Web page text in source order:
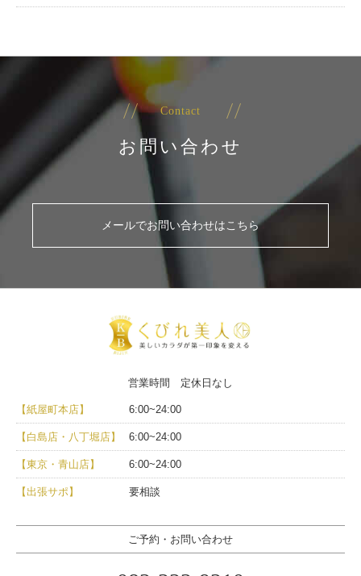
Contact
お問い合わせ
メールでお問い合わせはこちら
営業時間 定休日なし
【紙屋町本店】 6:00~24:00
【白島店・八丁堀店】 6:00~24:00
【東京・青山店】 6:00~24:00
【出張サポ】 要相談
ご予約・お問い合わせ